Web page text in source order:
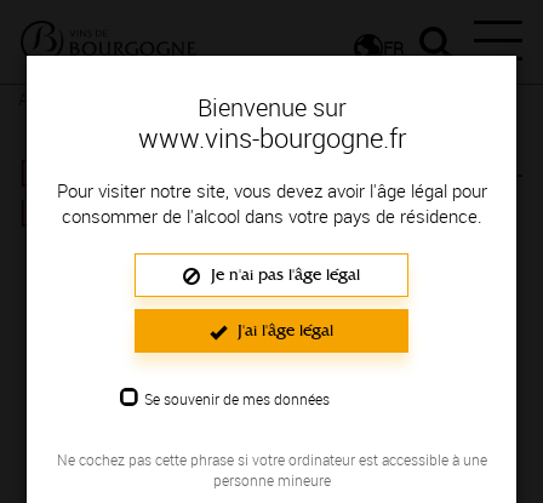
Bienvenue sur
www.vins-bourgogne.fr
Pour visiter notre site, vous devez avoir l'âge légal pour
consommer de l'alcool dans votre pays de résidence.
Je n'ai pas l'âge légal
J'ai l'âge légal
Se souvenir de mes données
Ne cochez pas cette phrase si votre ordinateur est accessible à une
personne mineure
FR
Rendez-vous
Du Côté des Maranges - Cheilly-
Les-Maranges
Du 30 mars au 31 mars 2024
Les samedi 30 et dimanche 31 mars
Où déguster :
Cheilly-Les-Maranges
Prix :
7 € à € Achat du verre
24 domaines vous accueillent pour vous